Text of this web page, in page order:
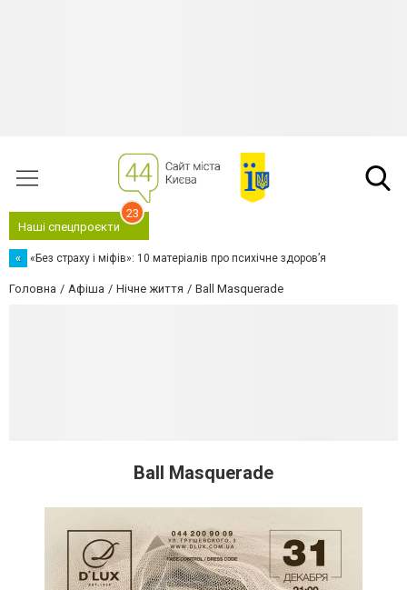
Наші спецпроєкти
23
« «Без страху і міфів»: 10 матеріалів про психічне здоров’я
Головна Афіша Нічне життя Ball Masquerade
Ball Masquerade